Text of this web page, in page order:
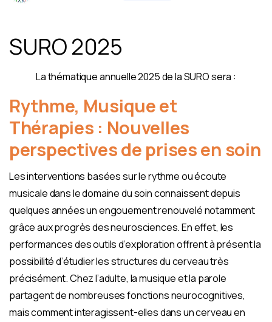
SURO 2025
La thématique annuelle 2025 de la SURO sera :
Rythme, Musique et
Thérapies : Nouvelles
perspectives de prises en soin
Les interventions basées sur le rythme ou écoute
musicale dans le domaine du soin connaissent depuis
quelques années un engouement renouvelé notamment
grâce aux progrès des neurosciences. En effet, les
performances des outils d’exploration offrent à présent la
possibilité d’étudier les structures du cerveau très
précisément. Chez l’adulte, la musique et la parole
partagent de nombreuses fonctions neurocognitives,
mais comment interagissent-elles dans un cerveau en